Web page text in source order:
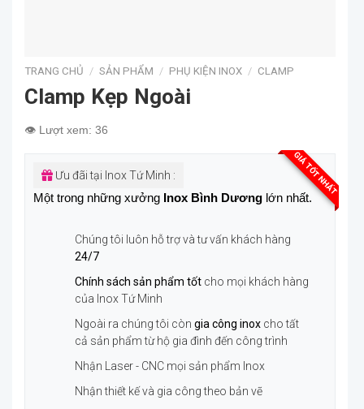
TRANG CHỦ / SẢN PHẨM / PHỤ KIỆN INOX / CLAMP
Clamp Kẹp Ngoài
👁️ Lượt xem: 36
GIÁ TỐT NHẤT
Ưu đãi tại Inox Tứ Minh :
Một trong những xưởng Inox Bình Dương lớn nhất.
Chúng tôi luôn hỗ trợ và tư vấn khách hàng
24/7
Chính sách sản phẩm tốt cho mọi khách hàng
của Inox Tứ Minh
Ngoài ra chúng tôi còngia công inox cho tất
cả sản phẩm từ hộ gia đình đến công trình
Nhận Laser - CNC mọi sản phẩm Inox
Nhận thiết kế và gia công theo bản vẽ